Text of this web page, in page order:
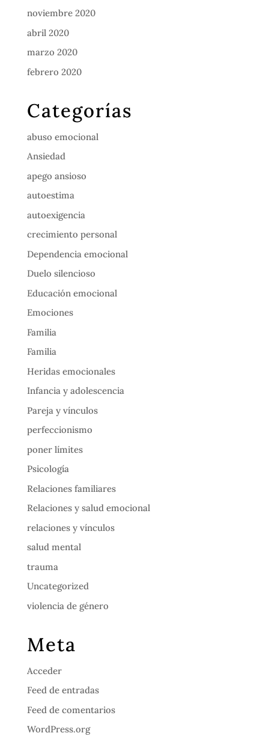
noviembre 2020
abril 2020
marzo 2020
febrero 2020
Categorías
abuso emocional
Ansiedad
apego ansioso
autoestima
autoexigencia
crecimiento personal
Dependencia emocional
Duelo silencioso
Educación emocional
Emociones
Familia
Familia
Heridas emocionales
Infancia y adolescencia
Pareja y vínculos
perfeccionismo
poner límites
Psicología
Relaciones familiares
Relaciones y salud emocional
relaciones y vínculos
salud mental
trauma
Uncategorized
violencia de género
Meta
Acceder
Feed de entradas
Feed de comentarios
WordPress.org